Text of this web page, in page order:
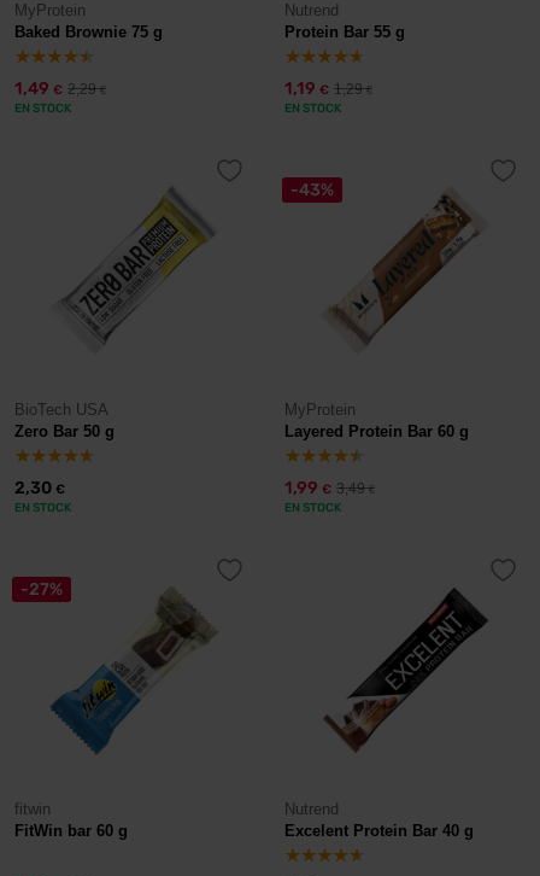
MyProtein
Baked Brownie 75 g
1,49 € 2,29€
EN STOCK
Nutrend
Protein Bar 55 g
1,19 € 1,29€
EN STOCK
BioTech USA
Zero Bar 50 g
2,30 €
EN STOCK
-43%
MyProtein
Layered Protein Bar 60 g
1,99 € 3,49€
EN STOCK
-27%
fitwin
FitWin bar 60 g
Nutrend
Excelent Protein Bar 40 g